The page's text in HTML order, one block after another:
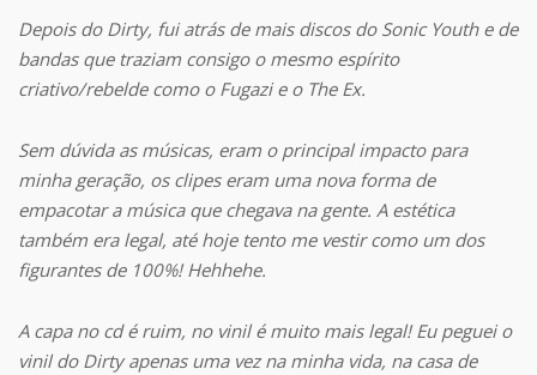
Depois do Dirty, fui atrás de mais discos do Sonic Youth e de
bandas que traziam consigo o mesmo espírito
criativo/rebelde como o Fugazi e o The Ex.
Sem dúvida as músicas, eram o principal impacto para
minha geração, os clipes eram uma nova forma de
empacotar a música que chegava na gente. A estética
também era legal, até hoje tento me vestir como um dos
figurantes de 100%! Hehhehe.
A capa no cd é ruim, no vinil é muito mais legal! Eu peguei o
vinil do Dirty apenas uma vez na minha vida, na casa de